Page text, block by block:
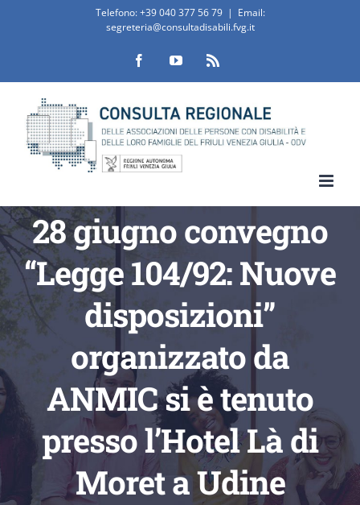
Telefono:+39 040 377 56 79 | Email:
segreteria@consultadisabili.fvg.it
FacebookYouTubeRss
28 giugno convegno
“Legge 104/92: Nuove
disposizioni”
organizzato da
ANMIC si è tenuto
presso l’Hotel Là di
Moret a Udine